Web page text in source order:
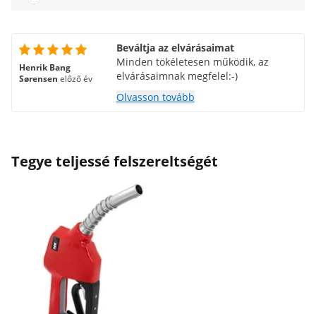
Henrik Bang
Sørensen előző év
Beváltja az elvárásaimat
Minden tökéletesen működik, az
elvárásaimnak megfelel:-)
Olvasson tovább
Tegye teljessé felszereltségét